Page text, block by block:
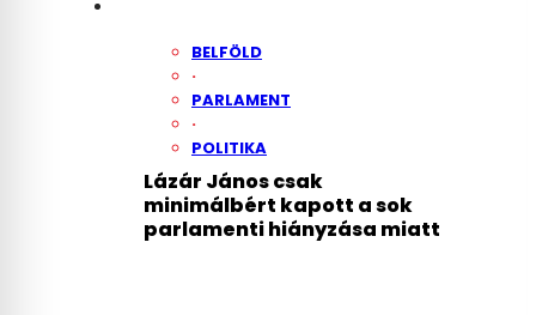
BELFÖLD
·
PARLAMENT
·
POLITIKA
Lázár János csak
minimálbért kapott a sok
parlamenti hiányzása miatt